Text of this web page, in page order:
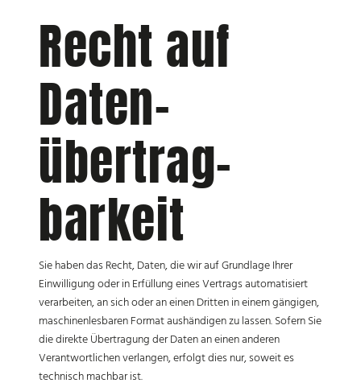
Recht auf
Daten­
übertrag­
barkeit
Sie haben das Recht, Daten, die wir auf Grundlage Ihrer
Einwilligung oder in Erfüllung eines Vertrags automatisiert
verarbeiten, an sich oder an einen Dritten in einem gängigen,
maschinenlesbaren Format aushändigen zu lassen. Sofern Sie
die direkte Übertragung der Daten an einen anderen
Verantwortlichen verlangen, erfolgt dies nur, soweit es
technisch machbar ist.